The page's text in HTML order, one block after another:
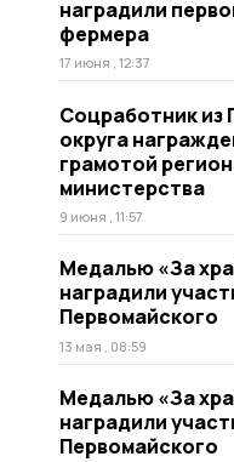
наградили
фермера
17 июня , 12:37
Соцработник из
округа
грамотой
министерства
9 июня , 11:57
Медалью «За
наградили
Первомайского
13 мая , 08:59
Медалью «За
наградили
Первомайского